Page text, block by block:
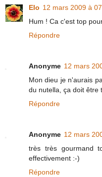
Elo 12 mars 2009 à
Hum ! Ca c'est top
Répondre
Anonyme 12 mars
Mon dieu je n'aurais
du nutella, ça doit être
Répondre
Anonyme 12 mars
très très gourmand
effectivement :-)
Répondre